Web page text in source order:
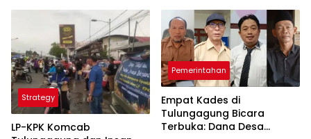
Strategy
LP-KPK Komcab
Pemerintahan
Empat Kades di
Tulungagung Bicara
Terbuka: Dana Desa